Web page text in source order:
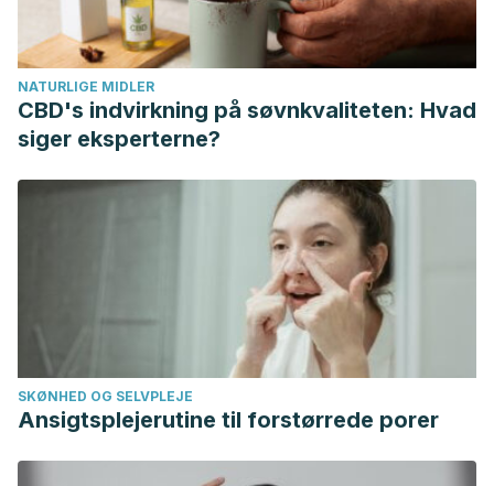
NATURLIGE MIDLER
CBD's indvirkning på søvnkvaliteten: Hvad
siger eksperterne?
SKØNHED OG SELVPLEJE
Ansigtsplejerutine til forstørrede porer